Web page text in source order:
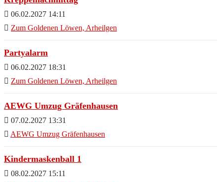
06.02.2027 14:11
Zum Goldenen Löwen, Arheilgen
Partyalarm
06.02.2027 18:31
Zum Goldenen Löwen, Arheilgen
AEWG Umzug Gräfenhausen
07.02.2027 13:31
AEWG Umzug Gräfenhausen
Kindermaskenball 1
08.02.2027 15:11